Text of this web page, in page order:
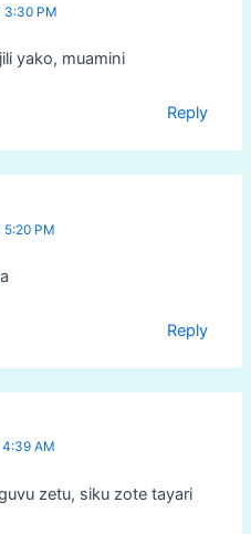
3:30 PM
yako, muamini
Reply
5:20 PM
Reply
4:39 AM
zetu, siku zote tayari